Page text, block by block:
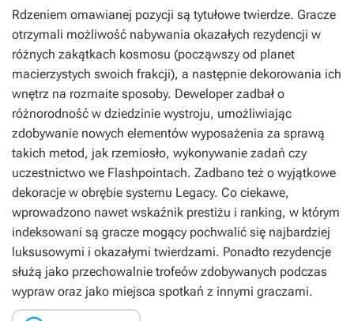
Rdzeniem omawianej pozycji są tytułowe twierdze. Gracze
otrzymali możliwość nabywania okazałych rezydencji w
różnych zakątkach kosmosu (począwszy od planet
macierzystych swoich frakcji), a następnie dekorowania ich
wnętrz na rozmaite sposoby. Deweloper zadbał o
różnorodność w dziedzinie wystroju, umożliwiając
zdobywanie nowych elementów wyposażenia za sprawą
takich metod, jak rzemiosło, wykonywanie zadań czy
uczestnictwo we Flashpointach. Zadbano też o wyjątkowe
dekoracje w obrębie systemu Legacy. Co ciekawe,
wprowadzono nawet wskaźnik prestiżu i ranking, w którym
indeksowani są gracze mogący pochwalić się najbardziej
luksusowymi i okazałymi twierdzami. Ponadto rezydencje
służą jako przechowalnie trofeów zdobywanych podczas
wypraw oraz jako miejsca spotkań z innymi graczami.